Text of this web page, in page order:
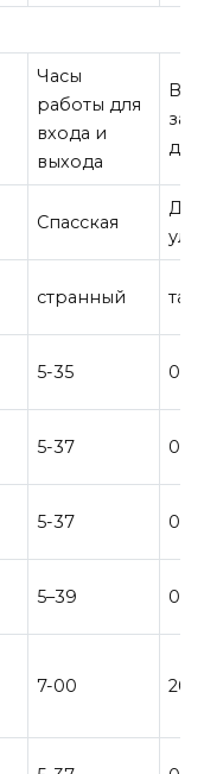
Часы
работы для
входа и
выхода
Спасская
странный
5-35 0-
5-37
5-37 0-
5–39 0-
7-00 20-